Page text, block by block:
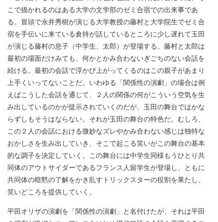
こで描かれるのはある大学の文学部のゼミ合宿での出来事であ
る。冒頭で永井秀樹が演じる大学教授の藤村と大学院生でゼミ合
宿を手伝いに来ている倉持が話しているところに少し遅れて玉田
が演じる藤村の息子（中学生、太郎）が登場する。藤村と太郎は
最初の場面だけみても、何かとかみ合わないぎごちのない会話を
続ける。最初の会話で浮かび上がってくるのはこの親子があまり
上手くいってないことだ。いわゆる「関係性の演劇」の場合は例
えばこうした会話を通じて、２人の関係の何がこういう空気を生
み出しているのかが提示されていくのだが、玉田の舞台ではかな
らずしもそうはならない。それが玉田の舞台の特色だ。むしろ、
この２人の会話における微妙なズレやかみ合わない感じは独特な
おかしさを生み出していき、そこで起こる笑いがこの舞台の基本
的な調子を決定していく。この舞台には中学生同様もうひとり共
同体のアウトサイダーであるフランス人留学生が登場し、ともに
共同体の暗黙の了解をかき乱すトリックスターの役割を果たし、
笑いどころを提供していく。
平田オリザの演劇を「関係性の演劇」と名付けたが、それは平田